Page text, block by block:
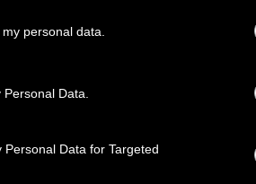
personal data.
Data.
Data for Targeted